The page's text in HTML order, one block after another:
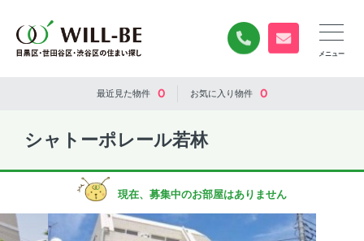
0120-840-834
無料お問い合
最近見た物件 0 お気に入り物件 0
シャトーポレール若林
現在、募集中のお部屋はありません